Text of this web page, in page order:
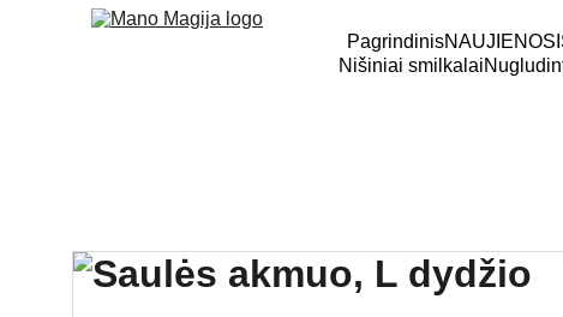
PagrindinisNAUJIENOS
Nišiniai smilkalai